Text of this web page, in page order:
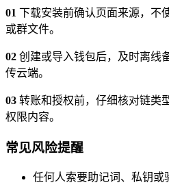
01 下载安装前确认页面来源，不
或群文件。
02 创建或导入钱包后，及时离线
传云端。
03 转账和授权前，仔细核对链类
权限内容。
常见风险提醒
任何人索要助记词、私钥或